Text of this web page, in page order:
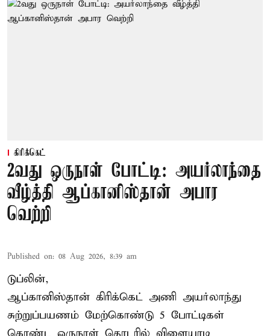
கிரிக்கெட்
2வது ஒருநாள் போட்டி: அயர்லாந்தை
வீழ்த்தி ஆப்கானிஸ்தான் அபார
வெற்றி
Published on: 08 Aug 2026, 8:39 am
டுப்லின்,
ஆப்கானிஸ்தான் கிரிக்கெட் அணி அயர்லாந்து
சுற்றுப்பயணம் மேற்கொண்டு 5 போட்டிகள்